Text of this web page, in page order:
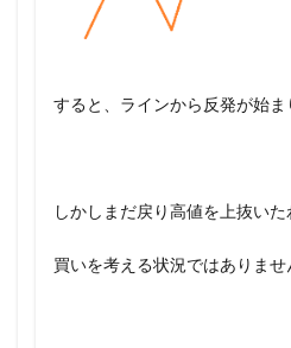
すると、ラインから反発が始ま
しかしまだ戻り高値を上抜いた
買いを考える状況ではありませ